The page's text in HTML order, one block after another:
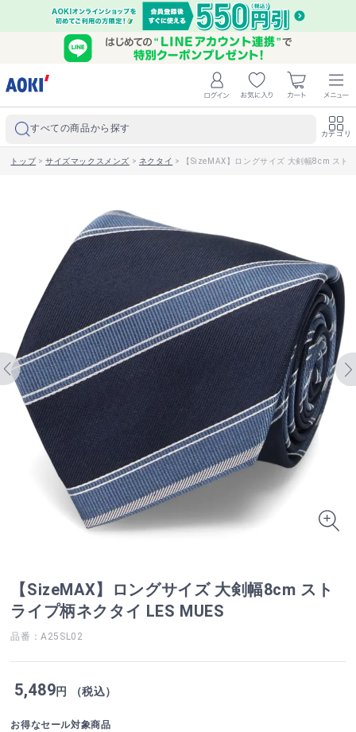
すべての商品から探す カテゴリ
トップ>サイズマックスメンズ > ネクタイ > 【SizeMAX】ロングサイズ 大剣幅8cm スト
【SizeMAX】ロングサイズ 大剣幅8cm スト
ライプ柄ネクタイ LES MUES
品番：A25SL02
5,489円 （税込）
お得なセール対象商品